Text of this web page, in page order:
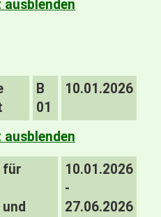
ausblenden
B
01
10.01.2026
ausblenden
für
10.01.2026
-
27.06.2026